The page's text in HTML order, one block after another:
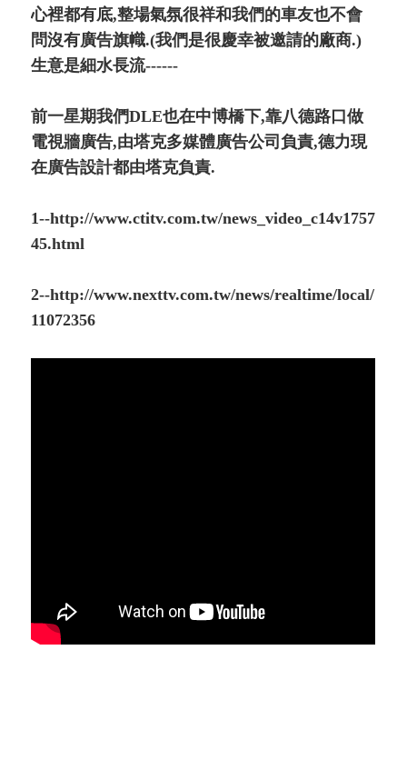
心裡都有底,整場氣氛很祥和我們的車友也不會
問沒有廣告旗幟.(我們是很慶幸被邀請的廠商.)
生意是細水長流------
前一星期我們DLE也在中博橋下,靠八德路口做
電視牆廣告,由塔克多媒體廣告公司負責,德力現
在廣告設計都由塔克負責.
1--http://www.ctitv.com.tw/news_video_c14v1757
45.html
2--http://www.nexttv.com.tw/news/realtime/local/
11072356